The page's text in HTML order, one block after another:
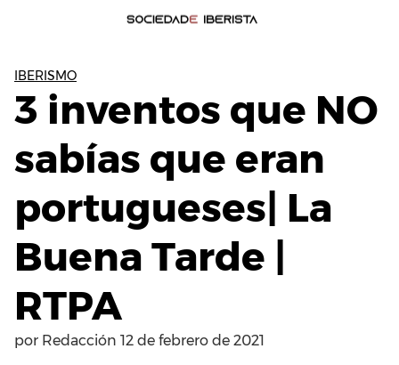
IBERISMO
3 inventos que NO
sabías que eran
portugueses| La
Buena Tarde |
RTPA
por Redacción 12 de febrero de 2021